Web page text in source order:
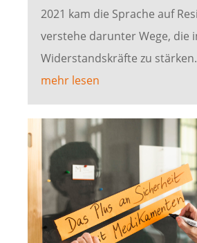
2021 kam die Sprache auf
verstehe darunter Wege, die
Widerstandskräfte zu
mehr lesen